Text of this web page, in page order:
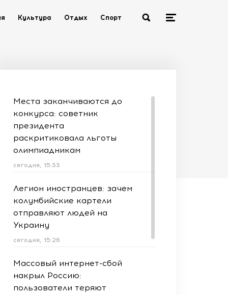
Культура Отдых Спорт
Места заканчиваются до
конкурса: советник
президента
раскритиковала льготы
олимпиадникам
сегодня, 15:33
Легион иностранцев: зачем
колумбийские картели
отправляют людей на
Украину
сегодня, 15:26
Массовый интернет-сбой
накрыл Россию:
пользователи теряют